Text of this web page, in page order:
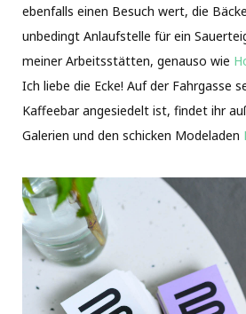
ebenfalls einen Besuch wert, die
unbedingt Anlaufstelle für ein
meiner Arbeitsstätten, genauso wie
Ich liebe die Ecke! Auf der Fahrgasse
Kaffeebar angesiedelt ist, findet ihr
Galerien und den schicken Modeladen